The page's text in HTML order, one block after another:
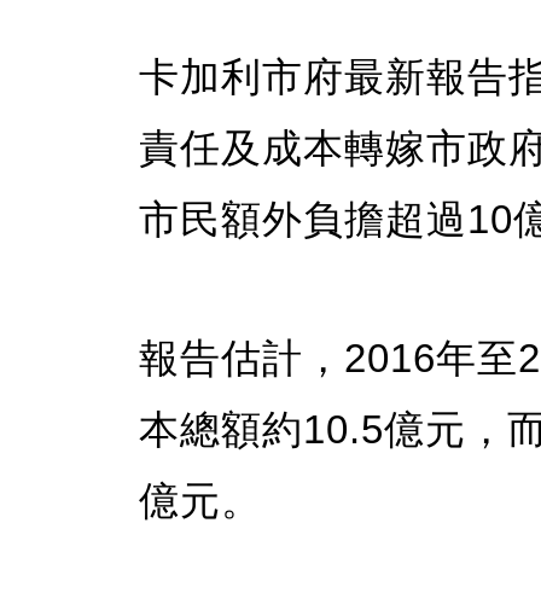
卡加利市府最新報告
責任及成本轉嫁市政
市民額外負擔超過10
報告估計，2016年至
本總額約10.5億元，
億元。